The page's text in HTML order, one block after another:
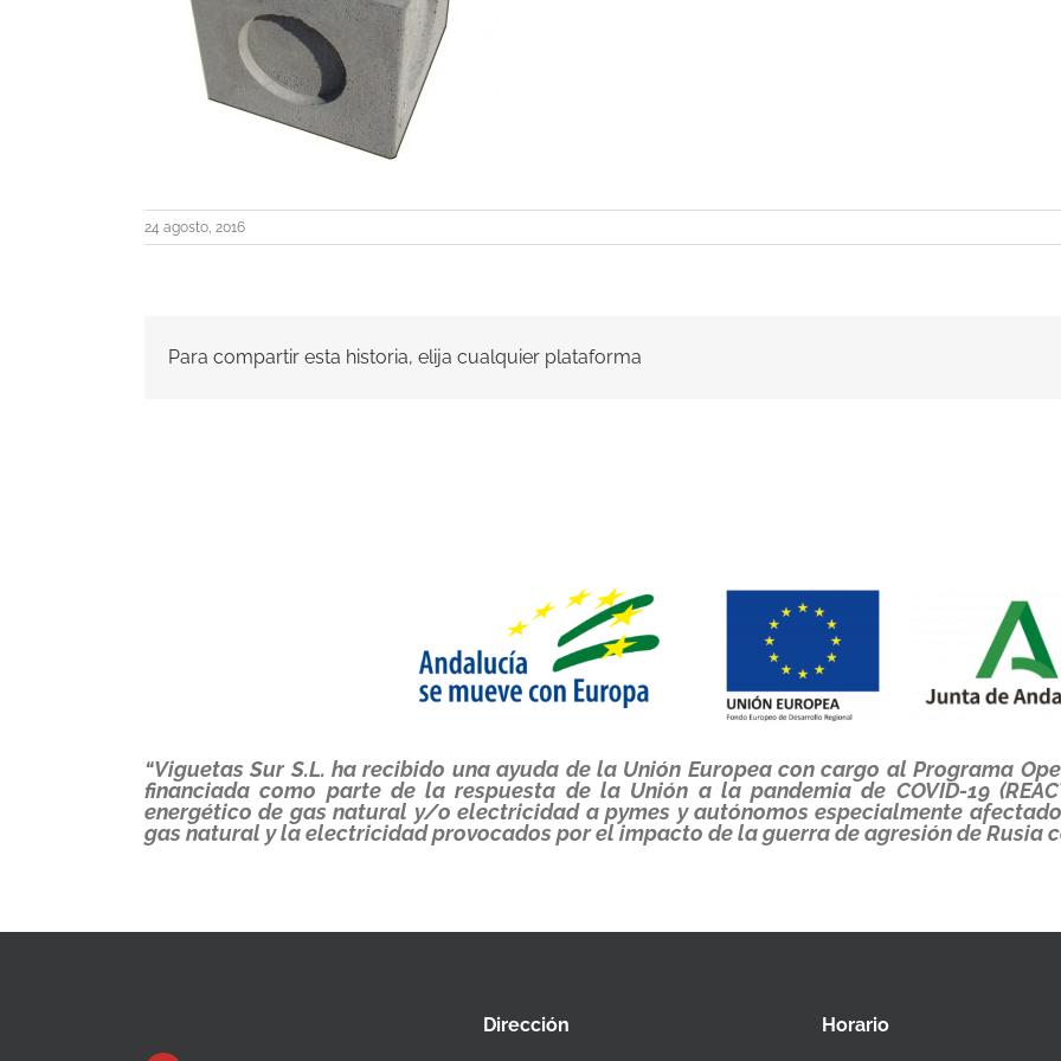
24 agosto, 2016
Para compartir esta historia, elija cualquier plataforma
“Viguetas Sur S.L. ha recibido una ayuda de la Unión Europea con cargo al Programa
financiada como parte de la respuesta de la Unión a la pandemia de COVID-19
energético de gas natural y/o electricidad a pymes y autónomos especialmente
gas natural y la electricidad provocados por el impacto de la guerra de agresión de Rusia
Dirección Horario